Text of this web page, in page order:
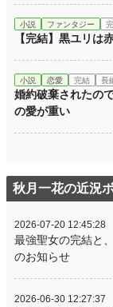
初回公開日時
初回完結日時
週間ポイント 1,703 pt
月間ポイント 18,816
年間ポイント 76,815 pt
小説 ファンタジー
【完結】黒ユリは
小説 恋愛 完結 長
婚約破棄されたの
の愛が重い
秋月一花の近況
2026-07-20 12:45:28
最強聖女の完結と
のお知らせ
2026-06-30 12:27:37